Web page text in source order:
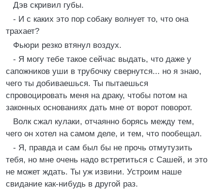
Дэв скривил губы.
- И с каких это пор собаку волнует то, что она
трахает?
Фьюри резко втянул воздух.
- Я могу тебе такое сейчас выдать, что даже у
сапожников уши в трубочку свернутся... но я знаю,
чего ты добиваешься. Ты пытаешься
спровоцировать меня на драку, чтобы потом на
законных основаниях дать мне от ворот поворот.
Волк сжал кулаки, отчаянно борясь между тем,
чего он хотел на самом деле, и тем, что пообещал.
- Я, правда и сам был бы не прочь отмутузить
тебя, но мне очень надо встретиться с Сашей, и это
не может ждать. Ты уж извини. Устроим наше
свидание как-нибудь в другой раз.